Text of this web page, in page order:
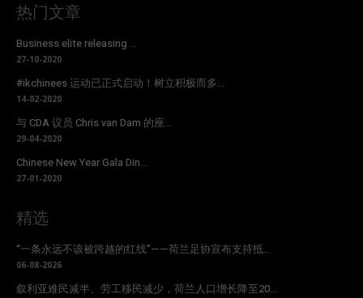
热门文章
Business elite releasing ...
27-10-2020
#ikchinees 运动已正式启动！树立积极而多...
14-02-2020
与 CDA 议员 Chris van Dam 的座...
29-04-2020
Chinese New Year Gala Din...
27-01-2020
精选
“一条永远不该被跨越的红线”——荷兰足协宣布支持抵...
06-08-2026
叙利亚难民减半、劳工移民减少，荷兰人口增长降至20...